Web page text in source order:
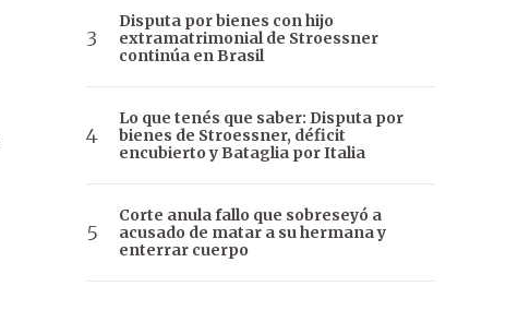
Disputa por bienes con hijo
extramatrimonial de Stroessner
continúa en Brasil
Lo que tenés que saber: Disputa por
bienes de Stroessner, déficit
encubierto y Bataglia por Italia
Corte anula fallo que sobreseyó a
acusado de matar a su hermana y
enterrar cuerpo